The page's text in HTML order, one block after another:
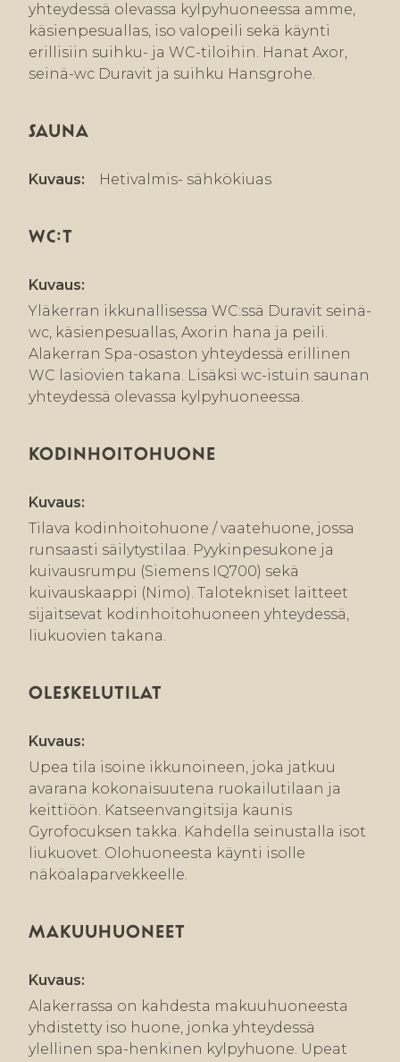
yhteydessä olevassa kylpyhuoneessa amme,
käsienpesuallas, iso valopeili sekä käynti
erillisiin suihku- ja WC-tiloihin. Hanat Axor,
seinä-wc Duravit ja suihku Hansgrohe.
SAUNA
Kuvaus: Hetivalmis- sähkökiuas
WC:T
Kuvaus:
Yläkerran ikkunallisessa WC:ssä Duravit seinä-
wc, käsienpesuallas, Axorin hana ja peili.
Alakerran Spa-osaston yhteydessä erillinen
WC lasiovien takana. Lisäksi wc-istuin saunan
yhteydessä olevassa kylpyhuoneessa.
KODINHOITOHUONE
Kuvaus:
Tilava kodinhoitohuone / vaatehuone, jossa
runsaasti säilytystilaa. Pyykinpesukone ja
kuivausrumpu (Siemens IQ700) sekä
kuivauskaappi (Nimo). Talotekniset laitteet
sijaitsevat kodinhoitohuoneen yhteydessä,
liukuovien takana.
OLESKELUTILAT
Kuvaus:
Upea tila isoine ikkunoineen, joka jatkuu
avarana kokonaisuutena ruokailutilaan ja
keittiöön. Katseenvangitsija kaunis
Gyrofocuksen takka. Kahdella seinustalla isot
liukuovet. Olohuoneesta käynti isolle
näköalaparvekkeelle.
MAKUUHUONEET
Kuvaus:
Alakerrassa on kahdesta makuuhuoneesta
yhdistetty iso huone, jonka yhteydessä
ylellinen spa-henkinen kylpyhuone. Upeat